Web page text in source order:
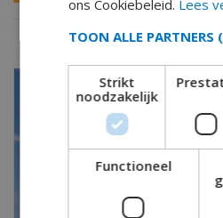
ons Cookiebeleid. Lees
TOON ALLE PARTNERS
Strikt
noodzakelijk
Functioneel